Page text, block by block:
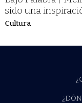
sido una
Cultura